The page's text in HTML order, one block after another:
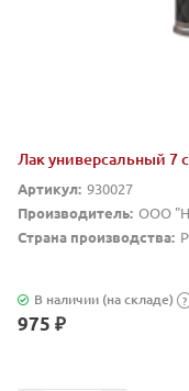
Лак универсальный 7
Артикул: 930027
Производитель: ООО
Страна производства:
В наличии (на складе) ?
975 ₽